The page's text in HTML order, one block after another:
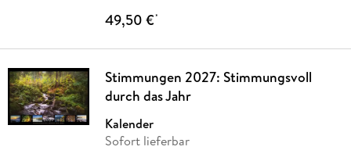
49,50 €*
Stimmungen 2027: Stimmungsvoll
durch das Jahr
Kalender
Sofort lieferbar